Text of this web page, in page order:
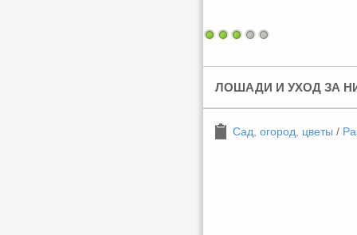
ЛОШАДИ И УХОД ЗА
Сад, огород, цветы /